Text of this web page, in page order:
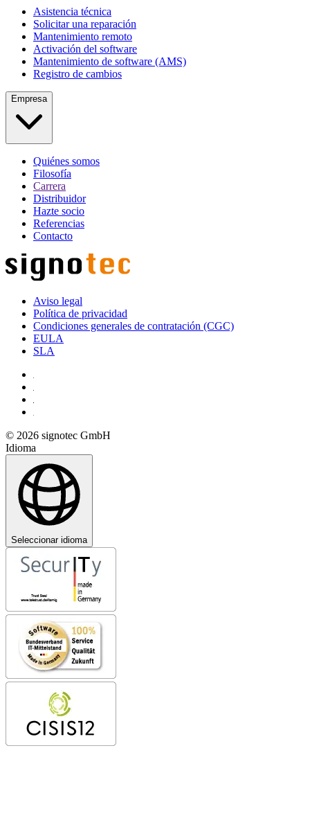
Asistencia técnica
Solicitar una reparación
Mantenimiento remoto
Activación del software
Mantenimiento de software (AMS)
Registro de cambios
Empresa
Quiénes somos
Filosofía
Carrera
Distribuidor
Hazte socio
Referencias
Contacto
Aviso legal
Política de privacidad
Condiciones generales de contratación (CGC)
EULA
SLA
© 2026 signotec GmbH
Idioma
Seleccionar idioma